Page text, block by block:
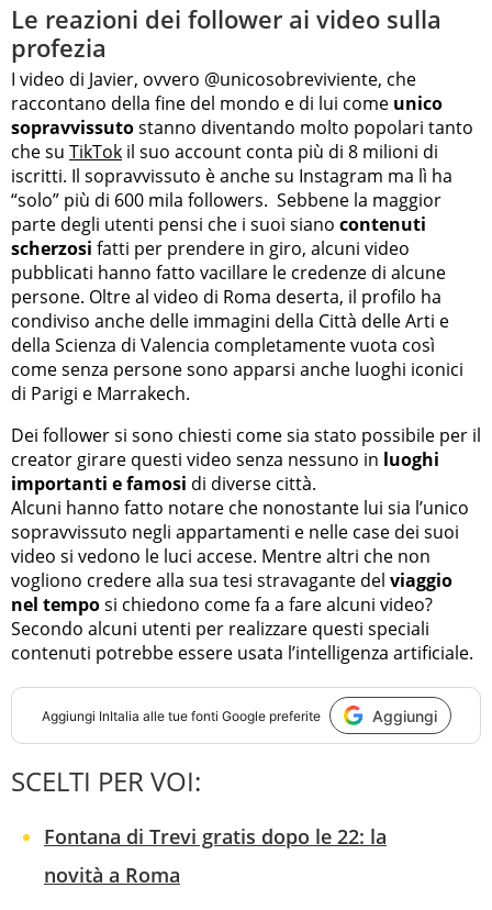
Le reazioni dei follower ai video sulla
profezia
I video di Javier, ovvero @unicosobreviviente, che
raccontano della fine del mondo e di lui come unico
sopravvissutostanno diventando molto popolari tanto
che su TikTok il suo account conta più di 8 milioni di
iscritti. Il sopravvissuto è anche su Instagram ma lì ha
“solo” più di 600 mila followers. Sebbene la maggior
parte degli utenti pensi che i suoi siano contenuti
scherzosi fatti per prendere in giro, alcuni video
pubblicati hanno fatto vacillare le credenze di alcune
persone. Oltre al video di Roma deserta, il profilo ha
condiviso anche delle immagini della Città delle Arti e
della Scienza di Valencia completamente vuota così
come senza persone sono apparsi anche luoghi iconici
di Parigi e Marrakech.
Dei follower si sono chiesti come sia stato possibile per il
creator girare questi video senza nessuno in luoghi
importanti e famosi di diverse città.
Alcuni hanno fatto notare che nonostante lui sia l’unico
sopravvissuto negli appartamenti e nelle case dei suoi
video si vedono le luci accese. Mentre altri che non
vogliono credere alla sua tesi stravagante del viaggio
nel temposi chiedono come fa a fare alcuni video?
Secondo alcuni utenti per realizzare questi speciali
contenuti potrebbe essere usata l’intelligenza artificiale.
Aggiungi InItalia alle tue fonti Google preferite Aggiungi
SCELTI PER VOI:
Fontana di Trevi gratis dopo le 22: la
novità a Roma